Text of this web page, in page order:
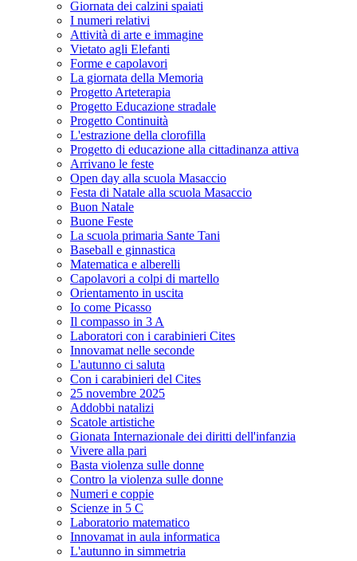
Giornata dei calzini spaiati
I numeri relativi
Attività di arte e immagine
Vietato agli Elefanti
Forme e capolavori
La giornata della Memoria
Progetto Arteterapia
Progetto Educazione stradale
Progetto Continuità
L'estrazione della clorofilla
Progetto di educazione alla cittadinanza attiva
Arrivano le feste
Open day alla scuola Masaccio
Festa di Natale alla scuola Masaccio
Buon Natale
Buone Feste
La scuola primaria Sante Tani
Baseball e ginnastica
Matematica e alberelli
Capolavori a colpi di martello
Orientamento in uscita
Io come Picasso
Il compasso in 3 A
Laboratori con i carabinieri Cites
Innovamat nelle seconde
L'autunno ci saluta
Con i carabinieri del Cites
25 novembre 2025
Addobbi natalizi
Scatole artistiche
Gionata Internazionale dei diritti dell'infanzia
Vivere alla pari
Basta violenza sulle donne
Contro la violenza sulle donne
Numeri e coppie
Scienze in 5 C
Laboratorio matematico
Innovamat in aula informatica
L'autunno in simmetria